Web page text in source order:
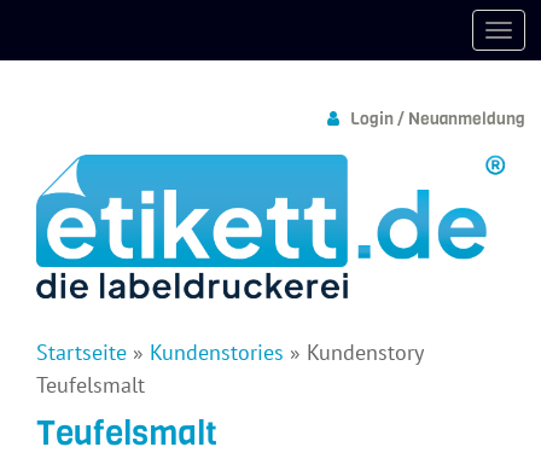
Login / Neuanmeldung
Startseite » Kundenstories » Kundenstory
Teufelsmalt
Teufelsmalt